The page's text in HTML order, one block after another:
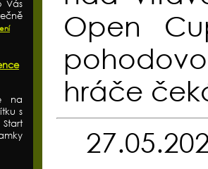
Vás
na
s
Open
hráče